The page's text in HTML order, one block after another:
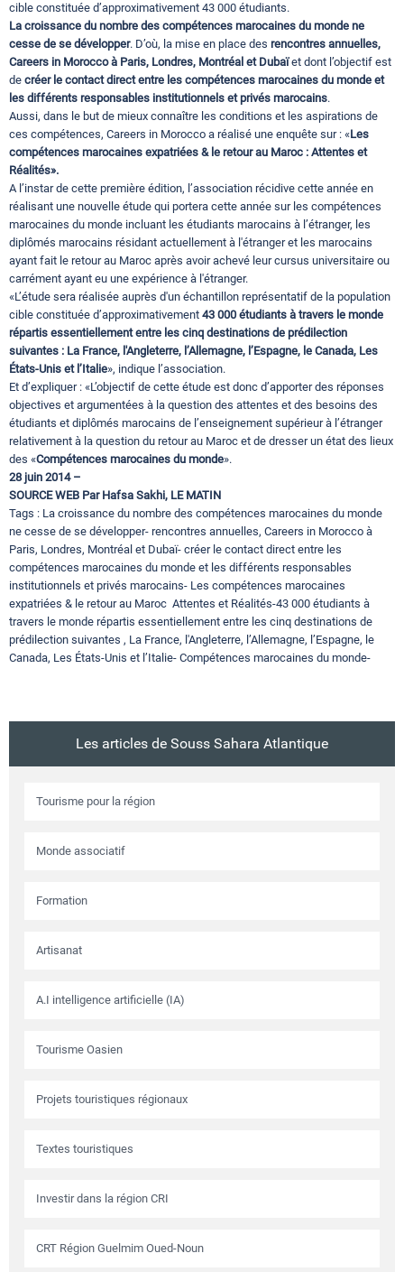
Contact
cible constituée d’approximativement 43 000 étudiants.
La croissance du nombre des compétences marocaines du monde ne
cesse de se développer. D’où, la mise en place des rencontres annuelles,
Careers in Morocco à Paris, Londres, Montréal et Dubaïet dont l’objectif est
de créer le contact direct entre les compétences marocaines du monde et
les différents responsables institutionnels et privés marocains.
Aussi, dans le but de mieux connaître les conditions et les aspirations de
ces compétences, Careers in Morocco a réalisé une enquête sur : «Les
compétences marocaines expatriées & le retour au Maroc : Attentes et
Réalités».
A l’instar de cette première édition, l’association récidive cette année en
réalisant une nouvelle étude qui portera cette année sur les compétences
marocaines du monde incluant les étudiants marocains à l’étranger, les
diplômés marocains résidant actuellement à l'étranger et les marocains
ayant fait le retour au Maroc après avoir achevé leur cursus universitaire ou
carrément ayant eu une expérience à l'étranger.
«L’étude sera réalisée auprès d'un échantillon représentatif de la population
cible constituée d’approximativement 43 000 étudiants à travers le monde
répartis essentiellement entre les cinq destinations de prédilection
suivantes : La France, l'Angleterre, l’Allemagne, l’Espagne, le Canada, Les
États-Unis et l’Italie», indique l’association.
Et d’expliquer : «L’objectif de cette étude est donc d’apporter des réponses
objectives et argumentées à la question des attentes et des besoins des
étudiants et diplômés marocains de l’enseignement supérieur à l’étranger
relativement à la question du retour au Maroc et de dresser un état des lieux
des «Compétences marocaines du monde».
28 juin 2014 –
SOURCE WEB Par Hafsa Sakhi, LE MATIN
Tags : La croissance du nombre des compétences marocaines du monde
ne cesse de se développer- rencontres annuelles, Careers in Morocco à
Paris, Londres, Montréal et Dubaï- créer le contact direct entre les
compétences marocaines du monde et les différents responsables
institutionnels et privés marocains- Les compétences marocaines
expatriées & le retour au Maroc Attentes et Réalités-43 000 étudiants à
travers le monde répartis essentiellement entre les cinq destinations de
prédilection suivantes , La France, l'Angleterre, l’Allemagne, l’Espagne, le
Canada, Les États-Unis et l’Italie- Compétences marocaines du monde-
Les articles de Souss Sahara Atlantique
Tourisme pour la région
Monde associatif
Formation
Artisanat
A.I intelligence artificielle (IA)
Tourisme Oasien
Projets touristiques régionaux
Textes touristiques
Investir dans la région CRI
CRT Région Guelmim Oued-Noun